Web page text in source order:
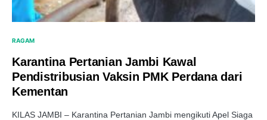
RAGAM
Karantina Pertanian Jambi Kawal
Pendistribusian Vaksin PMK Perdana dari
Kementan
KILAS JAMBI – Karantina Pertanian Jambi mengikuti Apel Siaga